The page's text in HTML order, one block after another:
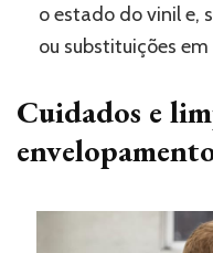
o estado do vinil e,
ou substituições
Cuidados e